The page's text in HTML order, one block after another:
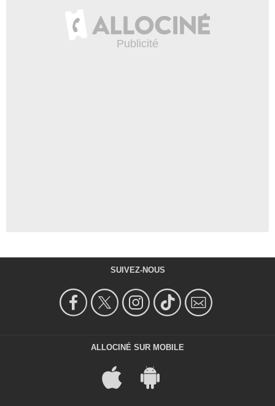
SUIVEZ-NOUS
ALLOCINÉ SUR MOBILE